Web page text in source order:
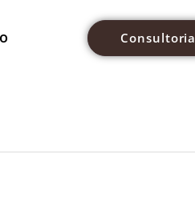
Consultoria